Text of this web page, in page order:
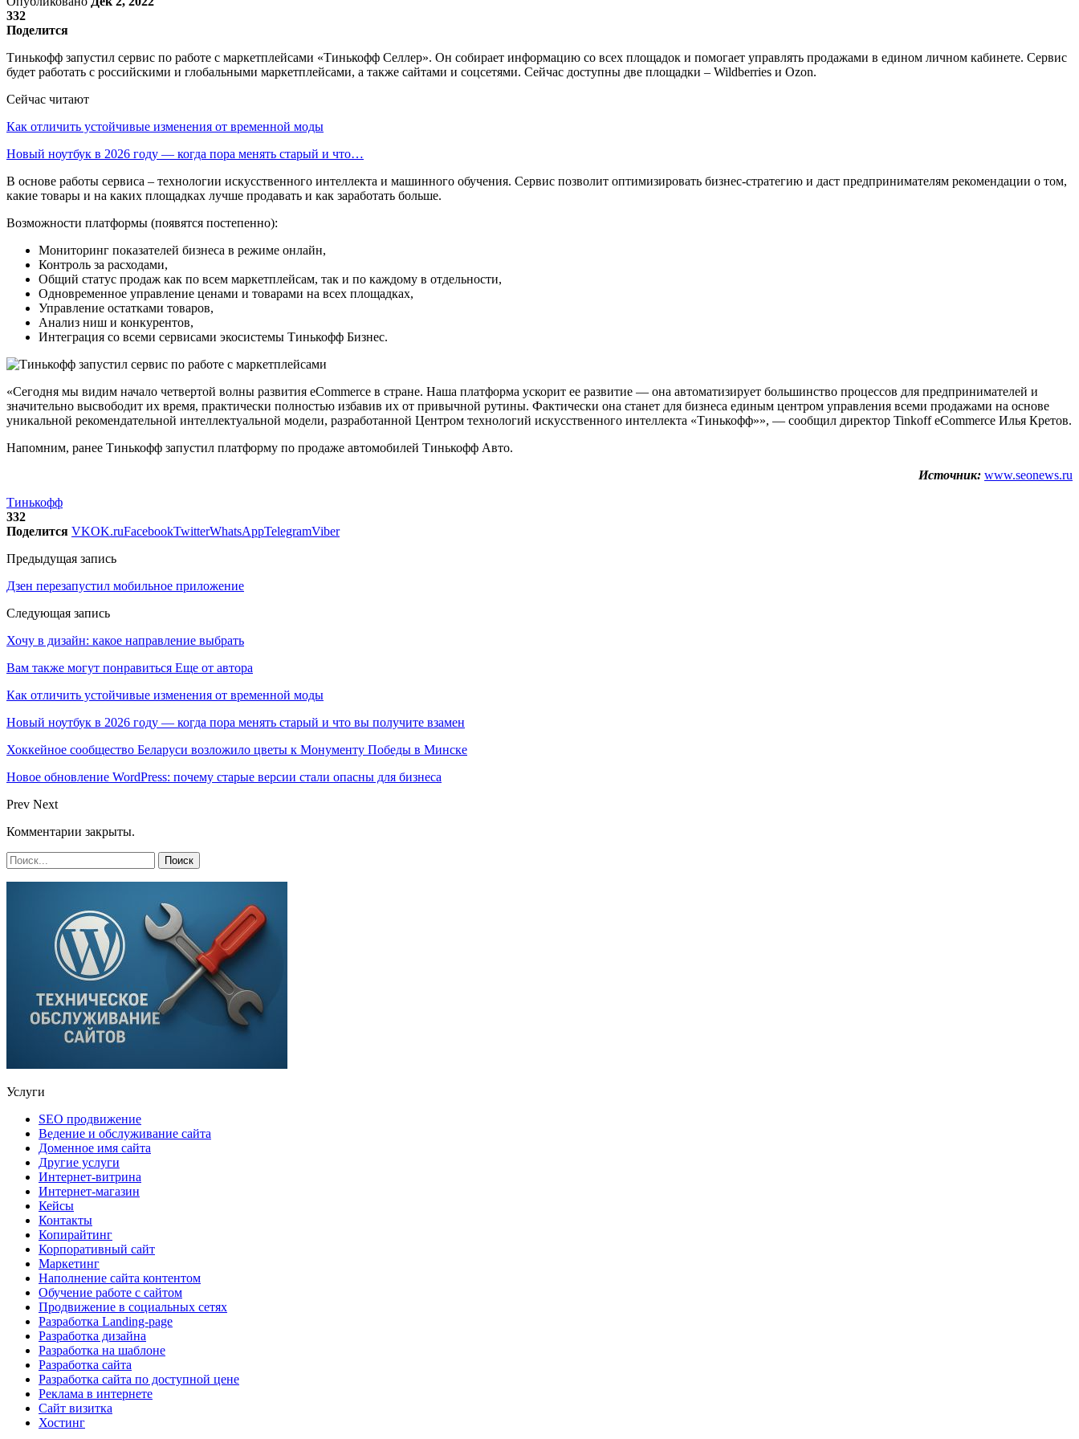
332
Поделится
Тинькофф запустил сервис по работе с маркетплейсами «Тинькофф Селлер». Он собирает информацию со всех площадок и помогает управлять продажами в едином личном кабинете. Сервис
будет работать с российскими и глобальными маркетплейсами, а также сайтами и соцсетями. Сейчас доступны две площадки – Wildberries и Ozon.
Сейчас читают
Как отличить устойчивые изменения от временной моды
Новый ноутбук в 2026 году — когда пора менять старый и что…
В основе работы сервиса – технологии искусственного интеллекта и машинного обучения. Сервис позволит оптимизировать бизнес-стратегию и даст предпринимателям рекомендации о том,
какие товары и на каких площадках лучше продавать и как заработать больше.
Возможности платформы (появятся постепенно):
Мониторинг показателей бизнеса в режиме онлайн,
Контроль за расходами,
Общий статус продаж как по всем маркетплейсам, так и по каждому в отдельности,
Одновременное управление ценами и товарами на всех площадках,
Управление остатками товаров,
Анализ ниш и конкурентов,
Интеграция со всеми сервисами экосистемы Тинькофф Бизнес.
«Сегодня мы видим начало четвертой волны развития eCommerce в стране. Наша платформа ускорит ее развитие — она автоматизирует большинство процессов для предпринимателей и
значительно высвободит их время, практически полностью избавив их от привычной рутины. Фактически она станет для бизнеса единым центром управления всеми продажами на основе
уникальной рекомендательной интеллектуальной модели, разработанной Центром технологий искусственного интеллекта «Тинькофф»», — сообщил директор Tinkoff eCommerce Илья Кретов.
Напомним, ранее Тинькофф запустил платформу по продаже автомобилей Тинькофф Авто.
Источник: www.seonews.ru
Тинькофф
332
Поделится VKOK.ruFacebookTwitterWhatsAppTelegramViber
Предыдущая запись
Дзен перезапустил мобильное приложение
Следующая запись
Хочу в дизайн: какое направление выбрать
Вам также могут понравиться Еще от автора
Как отличить устойчивые изменения от временной моды
Новый ноутбук в 2026 году — когда пора менять старый и что вы получите взамен
Хоккейное сообщество Беларуси возложило цветы к Монументу Победы в Минске
Новое обновление WordPress: почему старые версии стали опасны для бизнеса
Prev Next
Комментарии закрыты.
Услуги
SEO продвижение
Ведение и обслуживание сайта
Доменное имя сайта
Другие услуги
Интернет-витрина
Интернет-магазин
Кейсы
Контакты
Копирайтинг
Корпоративный сайт
Маркетинг
Наполнение сайта контентом
Обучение работе с сайтом
Продвижение в социальных сетях
Разработка Landing-page
Разработка дизайна
Разработка на шаблоне
Разработка сайта
Разработка сайта по доступной цене
Реклама в интернете
Сайт визитка
Хостинг